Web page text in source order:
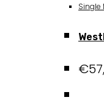
Single
€